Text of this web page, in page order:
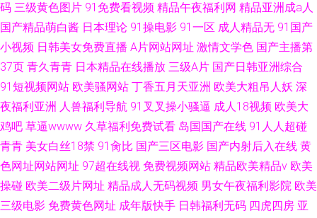
码 三级黄色图片 91免费看视频 精品午夜福利网 精品亚洲成a人
国产精品萌白酱 日本理论 91操电影 91一区 成人精品无 91国产
小视频 日韩美女免费直播 A片网站网址 激情文学色 国产主播第
37页 青久青青 日本精品在线播放 三级A片 国产日韩亚洲综合
91短视频网站 欧美骚网站 丁香五月天亚洲 欧美大粗吊人妖 深
夜福利亚洲 人兽福利导航 91叉叉操小骚逼 成人18视频 欧美大
鸡吧 草逼wwww 久草福利免费试看 岛国国产在线 91人人超碰
青青 美女白丝18禁 91肏比 国产三区电影 国产内射后入在线 黄
色网址网站网址 97超在线视 免费视频网站 精品欧美精品v 欧美
操碰 欧美二级片网址 精品成人无码视频 男女午夜福利影院 欧美
三级电影 免费黄色网址 成年版快手 日韩福利无码 四虎四房 亚